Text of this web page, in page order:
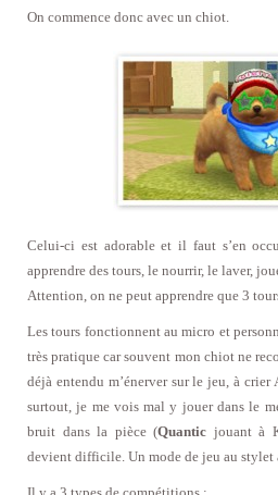
On commence donc avec un chiot.
Celui-ci est adorable et il faut s’en
apprendre des tours, le nourrir, le laver,
Attention, on ne peut apprendre que 3
Les tours fonctionnent au micro et
très pratique car souvent mon chiot ne
déjà entendu m’énerver sur le jeu, à
surtout, je me vois mal y jouer dans le
bruit dans la pièce (Quantic jouant à
devient difficile. Un mode de jeu au stylet